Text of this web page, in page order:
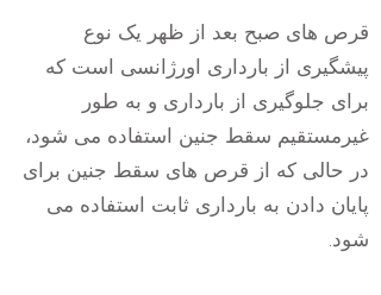
قرص های صبح بعد از ظهر یک نوع
پیشگیری از بارداری اورژانسی است که
برای جلوگیری از بارداری و به طور
غیرمستقیم سقط جنین استفاده می شود،
در حالی که از قرص های سقط جنین برای
پایان دادن به بارداری ثابت استفاده می
شود.